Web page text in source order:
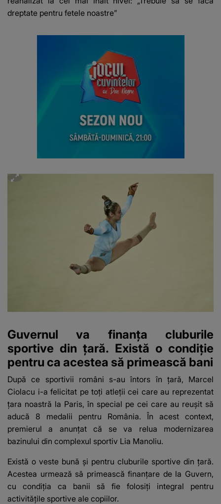
dreptate pentru fetele noastre”
Guvernul va finanța cluburile
sportive din țară. Există o condiție
pentru ca acestea să primească bani
După ce sportivii români s-au întors în țară, Marcel
Ciolacu i-a felicitat pe toți atleții cei care au reprezentat
țara noastră la Paris, în special pe cei care au reușit să
aducă 8 medalii pentru România. În acest context,
premierul a anunțat că se va relua modernizarea
bazinului din complexul sportiv Lia Manoliu.
Există o veste bună și pentru cluburile sportive din țară.
Acestea urmează să primească finanțare de la Guvern,
cu condiția ca banii să fie folosiți integral pentru
activitățile sportive ale copiilor.